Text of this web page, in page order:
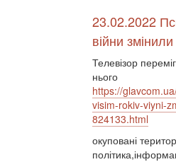
23.02.2022
війни
Телевізор
нього
https://
visim-rokiv-viyni-
824133.html
окуповані